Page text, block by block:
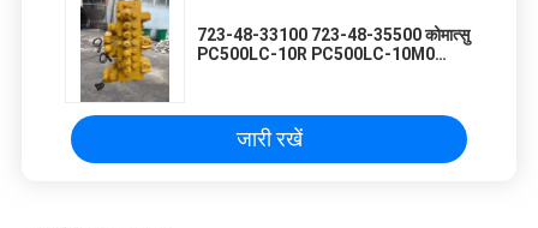
723-48-33100 723-48-35500 कोमात्सु
PC500LC-10R PC500LC-10M0
जारी रखें